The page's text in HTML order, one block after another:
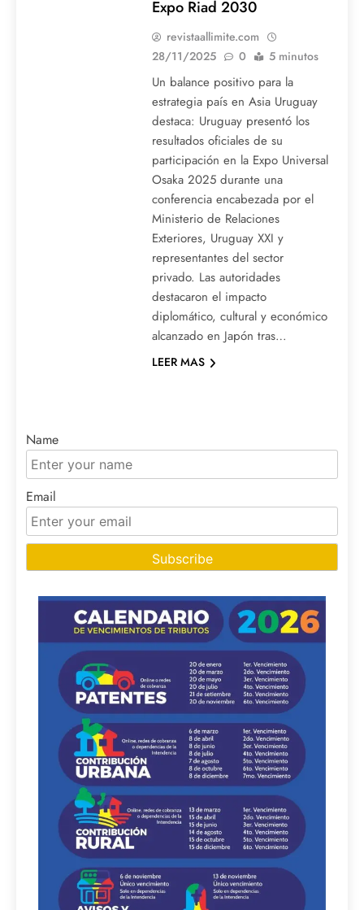
Expo Riad 2030
revistaallimite.com
28/11/2025
0 5 minutos
Un balance positivo para la
estrategia país en Asia Uruguay
destaca: Uruguay presentó los
resultados oficiales de su
participación en la Expo Universal
Osaka 2025 durante una
conferencia encabezada por el
Ministerio de Relaciones
Exteriores, Uruguay XXI y
representantes del sector
privado. Las autoridades
destacaron el impacto
diplomático, cultural y económico
alcanzado en Japón tras…
LEER MAS
Name
Email